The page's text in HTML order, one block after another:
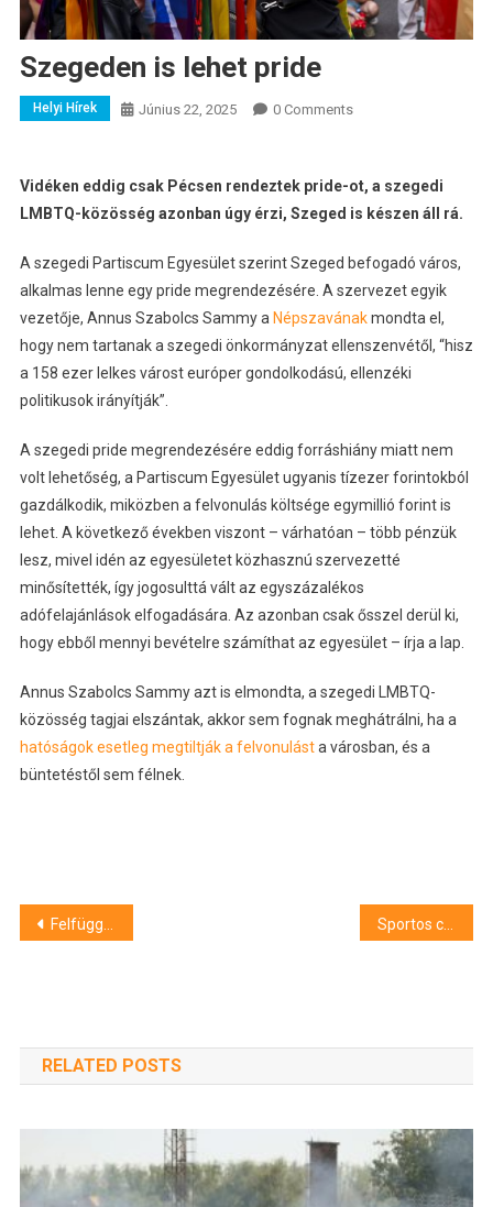
Szegeden is lehet pride
Helyi Hírek Június 22, 2025 0 Comments
Vidéken eddig csak Pécsen rendeztek pride-ot, a szegedi
LMBTQ-közösség azonban úgy érzi, Szeged is készen áll rá.
A szegedi Partiscum Egyesület szerint Szeged befogadó város,
alkalmas lenne egy pride megrendezésére. A szervezet egyik
vezetője, Annus Szabolcs Sammy a Népszavánakmondta el,
hogy nem tartanak a szegedi önkormányzat ellenszenvétől, “hisz
a 158 ezer lelkes várost európer gondolkodású, ellenzéki
politikusok irányítják”.
A szegedi pride megrendezésére eddig forráshiány miatt nem
volt lehetőség, a Partiscum Egyesület ugyanis tízezer forintokból
gazdálkodik, miközben a felvonulás költsége egymillió forint is
lehet. A következő években viszont – várhatóan – több pénzük
lesz, mivel idén az egyesületet közhasznú szervezetté
minősítették, így jogosulttá vált az egyszázalékos
adófelajánlások elfogadására. Az azonban csak ősszel derül ki,
hogy ebből mennyi bevételre számíthat az egyesület – írja a lap.
Annus Szabolcs Sammy azt is elmondta, a szegedi LMBTQ-
közösség tagjai elszántak, akkor sem fognak meghátrálni, ha a
hatóságok esetleg megtiltják a felvonulásta városban, és a
büntetéstől sem félnek.
Bejegyzés
Felfüggeszthetik Soros Györgynek a magyar állampolgárságát – Sulyok Tamás aláírta
RELATED POSTS